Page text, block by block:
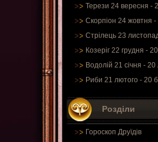
Терези 24 вересня -
Скорпіон 24 жовтня
Стрілець 23
Козеріг 22 грудня -
Водолій 21 січня - 20
Риби 21 лютого - 20
Розділи
Гороскоп Друїдів